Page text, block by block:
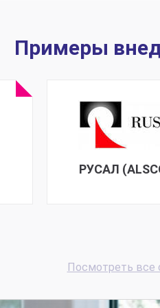
Примеры
РУСАЛ
Посмотреть